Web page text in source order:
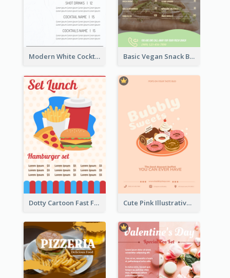
Modern White Cocktail Drinks Menu Design Basic Vegan Snack Bar Menu Design
Dotty Cartoon Fast Food Restaurant Menu Design Cute Pink Illustrative Dessert Menu Design